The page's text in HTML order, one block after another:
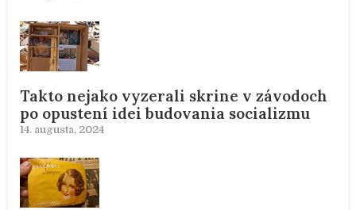
Takto nejako vyzerali skrine v závodoch
po opustení idei budovania socializmu
14. augusta, 2024